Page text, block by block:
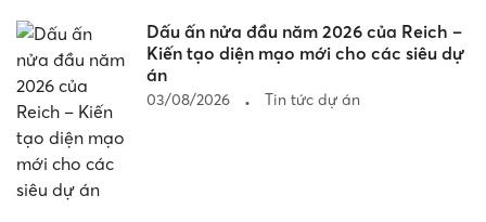
Dấu ấn nửa đầu năm 2026 của Reich –
Kiến tạo diện mạo mới cho các siêu dự
án
03/08/2026 Tin tức dự án